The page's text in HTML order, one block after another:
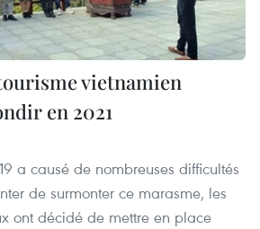
vietnamien
en 2021
a causé de nombreuses difficultés
de surmonter ce marasme, les
ont décidé de mettre en place